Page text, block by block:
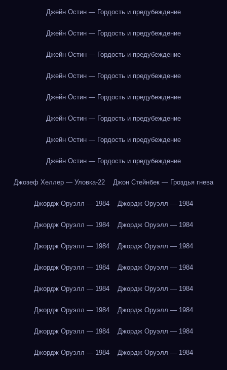
Джейн Остин — Гордость и предубеждение
Джейн Остин — Гордость и предубеждение
Джейн Остин — Гордость и предубеждение
Джейн Остин — Гордость и предубеждение
Джейн Остин — Гордость и предубеждение
Джейн Остин — Гордость и предубеждение
Джейн Остин — Гордость и предубеждение
Джейн Остин — Гордость и предубеждение
Джозеф Хеллер — Уловка-22 Джон Стейнбек — Гроздья гнева
Джордж Оруэлл — 1984 Джордж Оруэлл — 1984
Джордж Оруэлл — 1984 Джордж Оруэлл — 1984
Джордж Оруэлл — 1984 Джордж Оруэлл — 1984
Джордж Оруэлл — 1984 Джордж Оруэлл — 1984
Джордж Оруэлл — 1984 Джордж Оруэлл — 1984
Джордж Оруэлл — 1984 Джордж Оруэлл — 1984
Джордж Оруэлл — 1984 Джордж Оруэлл — 1984
Джордж Оруэлл — 1984 Джордж Оруэлл — 1984